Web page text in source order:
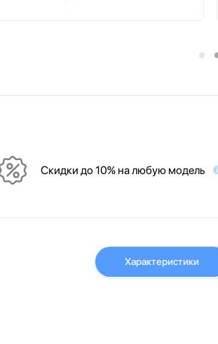
Скидки до 10% на любую модель
Характеристики